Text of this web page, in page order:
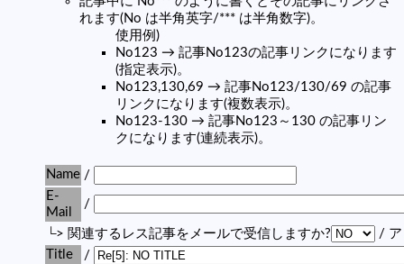
れます(No は半角英字/*** は半角数字)。
使用例)
No123 → 記事No123の記事リンクになります
(指定表示)。
No123,130,69 → 記事No123/130/69 の記事
リンクになります(複数表示)。
No123-130 → 記事No123～130 の記事リン
クになります(連続表示)。
Name /
E-
Mail
/
└> 関連するレス記事をメールで受信しますか?
/ ア
Title
/